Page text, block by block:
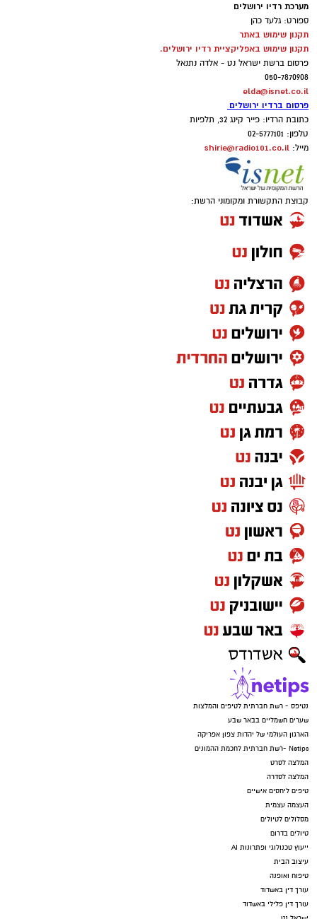
מערכת רדיו ירושלים
ספורט: גלעד כהן
תקנון שימוש באתר
תקנון שימוש באפליקציית רדיו ירושלים.
פרסום ברשת ישראל נט - אלדה נתנאל
050-7870908
elda@isnet.co.il
פרסום ברדיו ירושלים
כתובת הרדיו: פייר קינג 32, תלפיות
טלפון: 02-5777101
מייל: shirie@radio101.co.il
קבוצת התקשורת ומקומוני הרשת:
נטיפס - רשת חברתית לטיפים והמלצות
שערים חשמליים בבאר שבע
הארגון העולמי של יהדות צפון אפריקה
Netips -רשת חברתית לחכמת ההמונים
המלצה לסרט
המלצה לסדרה
טיפים ליחסים אישיים
העצמה עצמית
מסלולים לטיולים
טיולים בדרום
ייעוץ טכנולוגי ופתרונות AI
עיצוב הבית
טיפוח ואופנה
עורך דין באשדוד
עורך דין פלילי באשדוד